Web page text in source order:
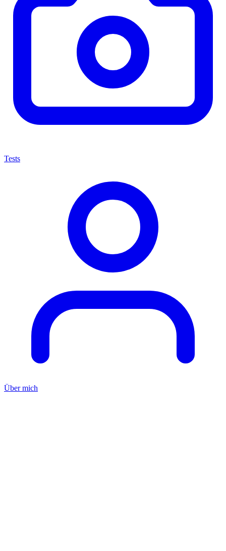
Tests
Über mich